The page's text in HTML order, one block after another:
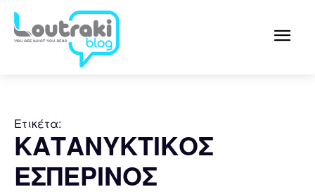
Ετικέτα:
ΚΑΤΑΝΥΚΤΙΚΟΣ
ΕΣΠΕΡΙΝΟΣ